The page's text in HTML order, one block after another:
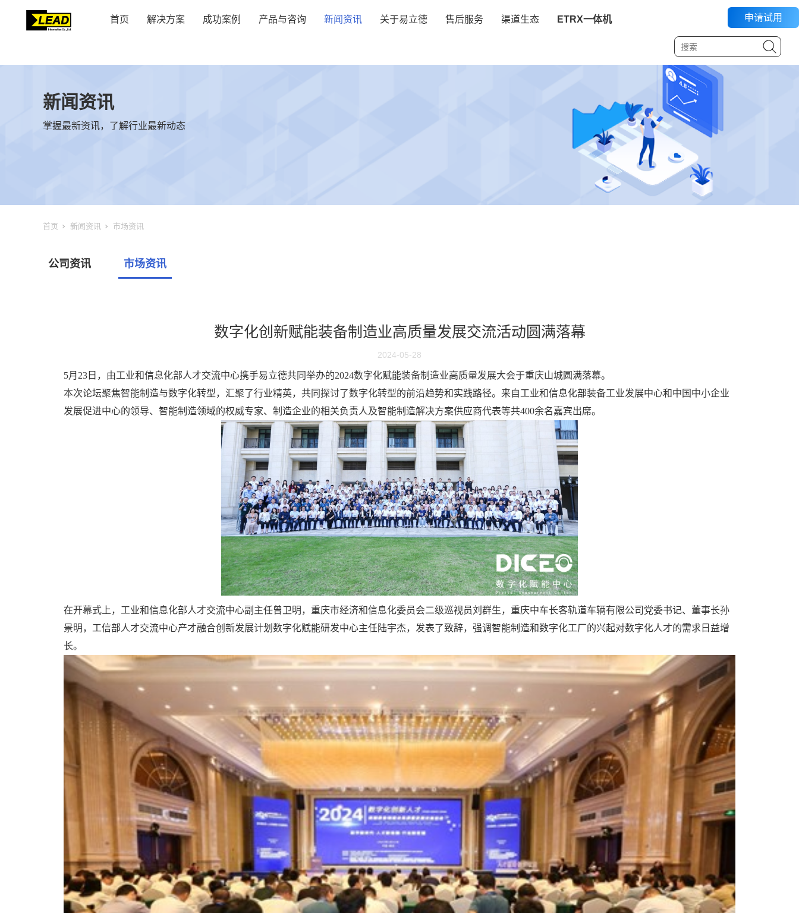
首页 解决方案 成功案例 产品与咨询 新闻资讯 关于易立德 售后服务 渠道生态 ETRX一体机 申请试用
新闻资讯
掌握最新资讯，了解行业最新动态
首页 新闻资讯 市场资讯
公司资讯 市场资讯
数字化创新赋能装备制造业高质量发展交流活动圆满落幕
2024-05-28
5月23日，由工业和信息化部人才交流中心携手易立德共同举办的2024数字化赋能装备制造业高质量发展大会于重庆山城圆满落幕。
本次论坛聚焦智能制造与数字化转型，汇聚了行业精英，共同探讨了数字化转型的前沿趋势和实践路径。来自工业和信息化部装备工业发展中心和中国中小企业
发展促进中心的领导、智能制造领域的权威专家、制造企业的相关负责人及智能制造解决方案供应商代表等共400余名嘉宾出席。
在开幕式上，工业和信息化部人才交流中心副主任曾卫明，重庆市经济和信息化委员会二级巡视员刘群生，重庆中车长客轨道车辆有限公司党委书记、董事长孙
景明，工信部人才交流中心产才融合创新发展计划数字化赋能研发中心主任陆宇杰，发表了致辞，强调智能制造和数字化工厂的兴起对数字化人才的需求日益增
长。